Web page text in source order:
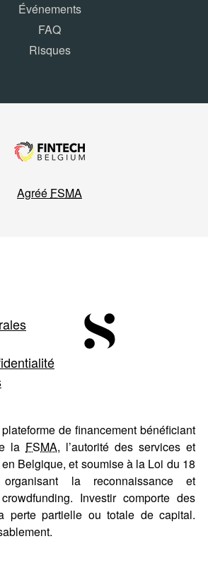
Événements
FAQ
Risques
Agréé FSMA
de financement bénéficiant
la FSMA, l’autorité des services et
Belgique, et soumise à la Loi du 18
la reconnaissance et
Investir comporte des
perte partielle ou totale de capital.